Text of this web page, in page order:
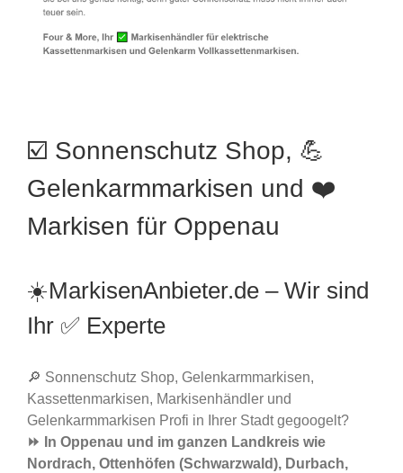
☑️ Sonnenschutz Shop, 💪
Gelenkarmmarkisen und ❤️
Markisen für Oppenau
☀️MarkisenAnbieter.de – Wir sind
Ihr ✅ Experte
🔎 Sonnenschutz Shop, Gelenkarmmarkisen,
Kassettenmarkisen, Markisenhändler und
Gelenkarmmarkisen Profi in Ihrer Stadt gegoogelt?
⏩ In Oppenau und im ganzen Landkreis wie
Nordrach, Ottenhöfen (Schwarzwald), Durbach,